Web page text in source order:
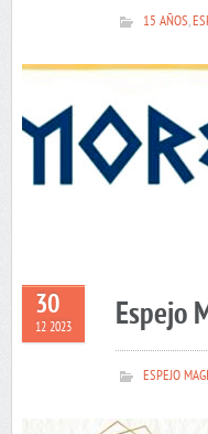
15 AÑOS,
30
12 2023 Espejo
ESPEJO